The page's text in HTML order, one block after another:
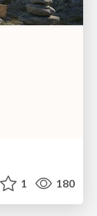
1 180